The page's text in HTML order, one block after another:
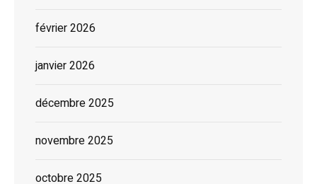
février 2026
janvier 2026
décembre 2025
novembre 2025
octobre 2025